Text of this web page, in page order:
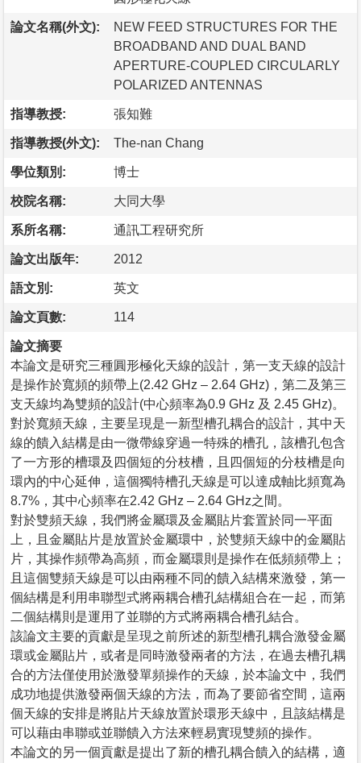
論文名稱(外文):
NEW FEED STRUCTURES FOR THE
BROADBAND AND DUAL BAND
APERTURE-COUPLED CIRCULARLY
POLARIZED ANTENNAS
指導教授: 張知難
指導教授(外文): The-nan Chang
學位類別: 博士
校院名稱: 大同大學
系所名稱: 通訊工程研究所
論文出版年: 2012
語文別: 英文
論文頁數: 114
論文摘要
本論文是研究三種圓形極化天線的設計，第一支天線的設計
是操作於寬頻的頻帶上(2.42 GHz – 2.64 GHz)，第二及第三
支天線均為雙頻的設計(中心頻率為0.9 GHz 及 2.45 GHz)。
對於寬頻天線，主要呈現是一新型槽孔耦合的設計，其中天
線的饋入結構是由一微帶線穿過一特殊的槽孔，該槽孔包含
了一方形的槽環及四個短的分枝槽，且四個短的分枝槽是向
環內的中心延伸，這個獨特槽孔天線是可以達成軸比頻寬為
8.7%，其中心頻率在2.42 GHz – 2.64 GHz之間。
對於雙頻天線，我們將金屬環及金屬貼片套置於同一平面
上，且金屬貼片是放置於金屬環中，於雙頻天線中的金屬貼
片，其操作頻帶為高頻，而金屬環則是操作在低頻頻帶上；
且這個雙頻天線是可以由兩種不同的饋入結構來激發，第一
個結構是利用串聯型式將兩耦合槽孔結構組合在一起，而第
二個結構則是運用了並聯的方式將兩耦合槽孔結合。
該論文主要的貢獻是呈現之前所述的新型槽孔耦合激發金屬
環或金屬貼片，或者是同時激發兩者的方法，在過去槽孔耦
合的方法僅使用於激發單頻操作的天線，於本論文中，我們
成功地提供激發兩個天線的方法，而為了要節省空間，這兩
個天線的安排是將貼片天線放置於環形天線中，且該結構是
可以藉由串聯或並聯饋入方法來輕易實現雙頻的操作。
本論文的另一個貢獻是提出了新的槽孔耦合饋入的結構，適